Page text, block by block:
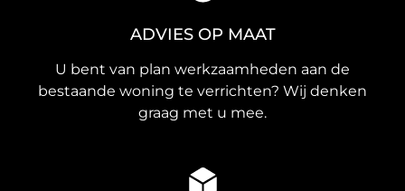
ADVIES OP MAAT
U bent van plan werkzaamheden aan de
bestaande woning te verrichten? Wij denken
graag met u mee.